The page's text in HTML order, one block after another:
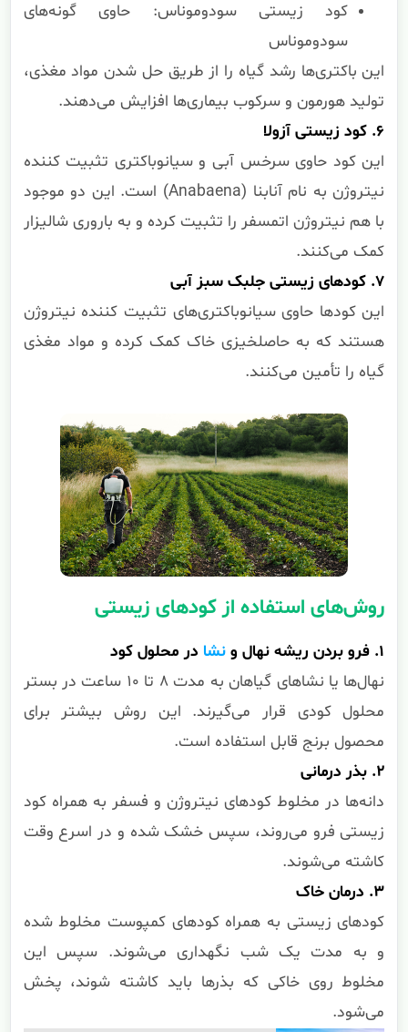
کود زیستی سودوموناس: حاوی گونه‌های
سودوموناس
این باکتری‌ها رشد گیاه را از طریق حل شدن مواد مغذی،
تولید هورمون و سرکوب بیماری‌ها افزایش می‌دهند.
۶. کود زیستی آزولا
این کود حاوی سرخس آبی و سیانوباکتری تثبیت کننده
نیتروژن به نام آنابنا (Anabaena) است. این دو موجود
با هم نیتروژن اتمسفر را تثبیت کرده و به باروری شالیزار
کمک می‌کنند.
۷. کودهای زیستی جلبک سبز آبی
این کودها حاوی سیانوباکتری‌های تثبیت کننده نیتروژن
هستند که به حاصلخیزی خاک کمک کرده و مواد مغذی
گیاه را تأمین می‌کنند.
روش‌های استفاده از کودهای زیستی
۱. فرو بردن ریشه نهال و نشا در محلول کود
نهال‌ها یا نشاهای گیاهان به مدت ۸ تا ۱۰ ساعت در بستر
محلول کودی قرار می‌گیرند. این روش بیشتر برای
محصول برنج قابل استفاده است.
۲. بذر درمانی
دانه‌ها در مخلوط کودهای نیتروژن و فسفر به همراه کود
زیستی فرو می‌روند، سپس خشک شده و در اسرع وقت
کاشته می‌شوند.
۳. درمان خاک
کودهای زیستی به همراه کودهای کمپوست مخلوط شده
و به مدت یک شب نگهداری می‌شوند. سپس این
مخلوط روی خاکی که بذرها باید کاشته شوند، پخش
می‌شود.